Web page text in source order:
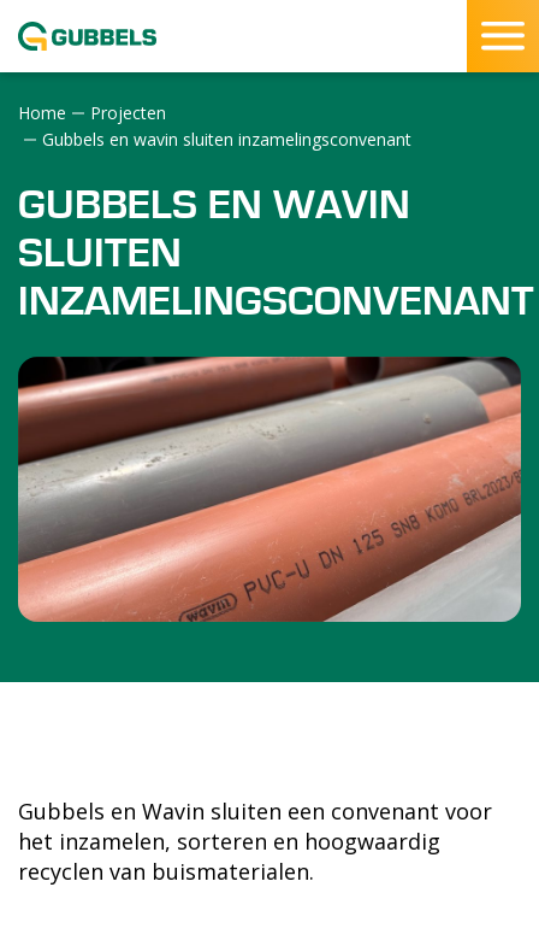
Home
Projecten
Gubbels en wavin sluiten inzamelingsconvenant
GUBBELS EN WAVIN
SLUITEN
INZAMELINGSCONVENANT
Gubbels en Wavin sluiten een convenant voor
het inzamelen, sorteren en hoogwaardig
recyclen van buismaterialen.